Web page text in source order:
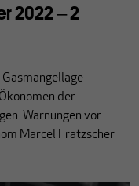
2022 ‒ 2
der
Warnungen vor
Marcel Fratzscher